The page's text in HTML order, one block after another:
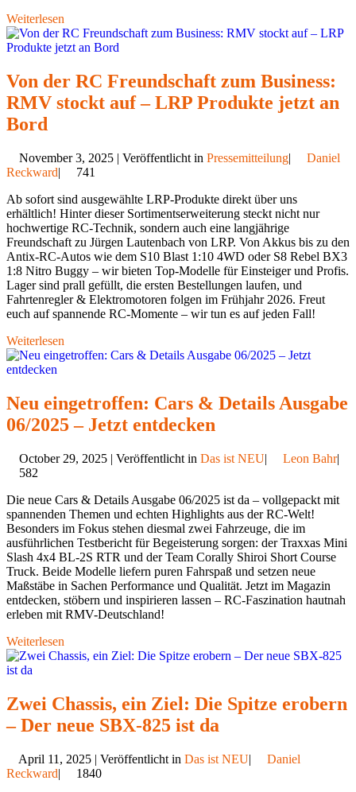
Weiterlesen
Von der RC Freundschaft zum Business:
RMV stockt auf – LRP Produkte jetzt an
Bord
November 3, 2025 | Veröffentlicht in Pressemitteilung|
Daniel
Reckward|
741
Ab sofort sind ausgewählte LRP-Produkte direkt über uns
erhältlich! Hinter dieser Sortimentserweiterung steckt nicht nur
hochwertige RC-Technik, sondern auch eine langjährige
Freundschaft zu Jürgen Lautenbach von LRP. Von Akkus bis zu den
Antix-RC-Autos wie dem S10 Blast 1:10 4WD oder S8 Rebel BX3
1:8 Nitro Buggy – wir bieten Top-Modelle für Einsteiger und Profis.
Lager sind prall gefüllt, die ersten Bestellungen laufen, und
Fahrtenregler & Elektromotoren folgen im Frühjahr 2026. Freut
euch auf spannende RC-Momente – wir tun es auf jeden Fall!
Weiterlesen
Neu eingetroffen: Cars & Details Ausgabe
06/2025 – Jetzt entdecken
October 29, 2025 | Veröffentlicht in Das ist NEU| Leon Bahr|
582
Die neue Cars & Details Ausgabe 06/2025 ist da – vollgepackt mit
spannenden Themen und echten Highlights aus der RC-Welt!
Besonders im Fokus stehen diesmal zwei Fahrzeuge, die im
ausführlichen Testbericht für Begeisterung sorgen: der Traxxas Mini
Slash 4x4 BL-2S RTR und der Team Corally Shiroi Short Course
Truck. Beide Modelle liefern puren Fahrspaß und setzen neue
Maßstäbe in Sachen Performance und Qualität. Jetzt im Magazin
entdecken, stöbern und inspirieren lassen – RC-Faszination hautnah
erleben mit RMV-Deutschland!
Weiterlesen
Zwei Chassis, ein Ziel: Die Spitze erobern
– Der neue SBX-825 ist da
April 11, 2025 | Veröffentlicht in Das ist NEU|
Daniel
Reckward|
1840